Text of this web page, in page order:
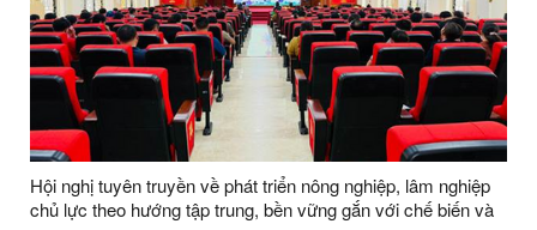
Hội nghị tuyên truyền về phát triển nông nghiệp, lâm nghiệp
chủ lực theo hướng tập trung, bền vững gắn với chế biến và